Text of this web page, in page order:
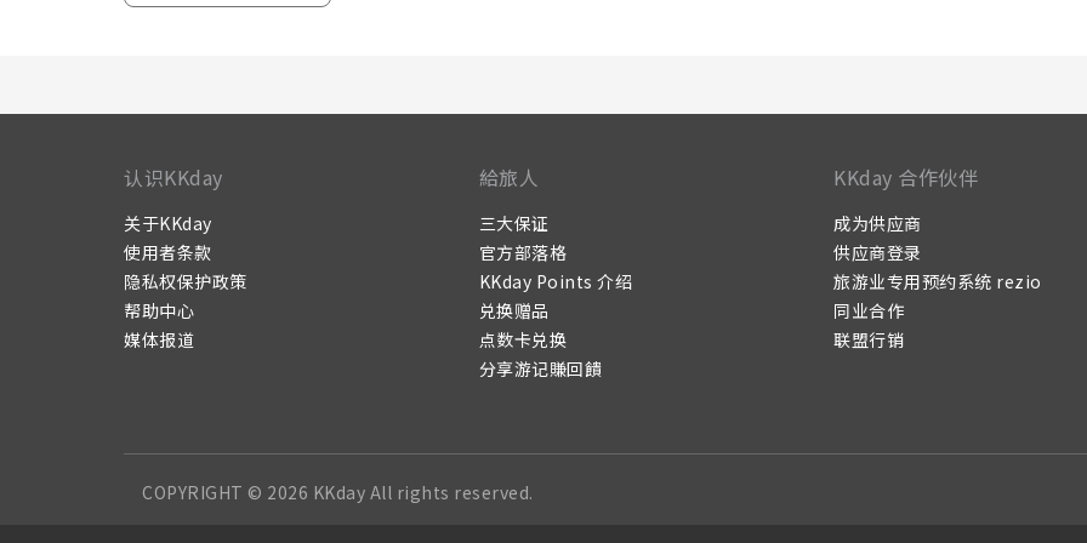
认识KKday
关于KKday
使用者条款
隐私权保护政策
帮助中心
媒体报道
給旅人
三大保证
官方部落格
KKday Points 介绍
兑换赠品
点数卡兑换
分享游记賺回饋
KKday 合作伙伴
成为供应商
供应商登录
旅游业专用预约系统 rezio
同业合作
联盟行销
COPYRIGHT © 2026 KKday All rights reserved.